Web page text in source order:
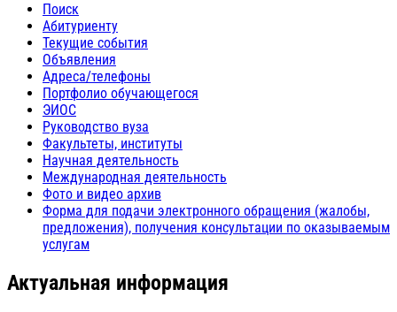
Поиск
Абитуриенту
Текущие события
Объявления
Адреса/телефоны
Портфолио обучающегося
ЭИОС
Руководство вуза
Факультеты, институты
Научная деятельность
Международная деятельность
Фото и видео архив
Форма для подачи электронного обращения (жалобы,
предложения), получения консультации по оказываемым
услугам
Актуальная информация